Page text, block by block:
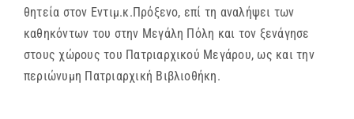
θητεία στον Εντιμ.κ.Πρόξενο, επί τη αναλήψει των
καθηκόντων του στην Μεγάλη Πόλη και τον ξενάγησε
στους χώρους του Πατριαρχικού Μεγάρου, ως και την
περιώνυμη Πατριαρχική Βιβλιοθήκη.